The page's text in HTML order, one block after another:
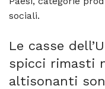
sociali.
Le casse
spicci rimasti
altisonanti